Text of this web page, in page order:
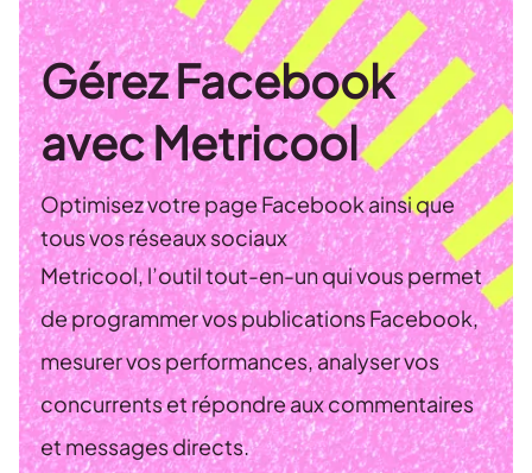
Gérez Facebook
avec Metricool
Optimisez votre page Facebook ainsi que
tous vos réseaux sociaux
Metricool, l’outil tout-en-un qui vous permet
de programmer vos publications Facebook,
mesurer vos performances, analyser vos
concurrents et répondre aux commentaires
et messages directs.